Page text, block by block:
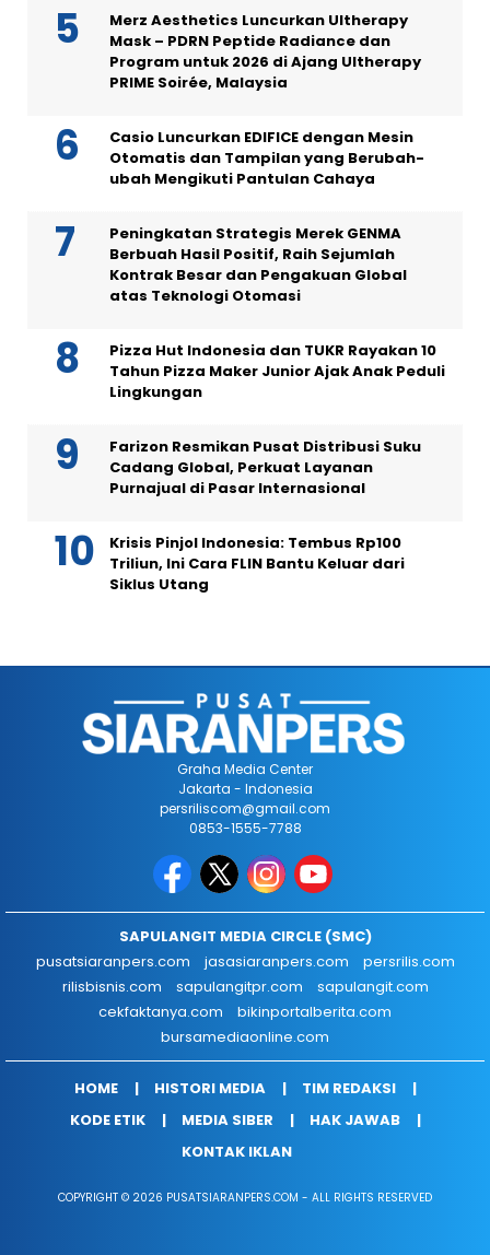
Merz Aesthetics Luncurkan Ultherapy
Mask – PDRN Peptide Radiance dan
Program untuk 2026 di Ajang Ultherapy
PRIME Soirée, Malaysia
Casio Luncurkan EDIFICE dengan Mesin
Otomatis dan Tampilan yang Berubah-
ubah Mengikuti Pantulan Cahaya
Peningkatan Strategis Merek GENMA
Berbuah Hasil Positif, Raih Sejumlah
Kontrak Besar dan Pengakuan Global
atas Teknologi Otomasi
Pizza Hut Indonesia dan TUKR Rayakan 10
Tahun Pizza Maker Junior Ajak Anak Peduli
Lingkungan
Farizon Resmikan Pusat Distribusi Suku
Cadang Global, Perkuat Layanan
Purnajual di Pasar Internasional
Krisis Pinjol Indonesia: Tembus Rp100
Triliun, Ini Cara FLIN Bantu Keluar dari
Siklus Utang
Graha Media Center
Jakarta - Indonesia
persriliscom@gmail.com
0853-1555-7788
SAPULANGIT MEDIA CIRCLE (SMC)
pusatsiaranpers.com
jasasiaranpers.com
persrilis.com
rilisbisnis.com
sapulangitpr.com
sapulangit.com
cekfaktanya.com
bikinportalberita.com
bursamediaonline.com
HOME HISTORI MEDIA
TIM REDAKSI
KODE ETIK
MEDIA SIBER
HAK JAWAB
KONTAK IKLAN
COPYRIGHT © 2026 PUSATSIARANPERS.COM - ALL RIGHTS RESERVED